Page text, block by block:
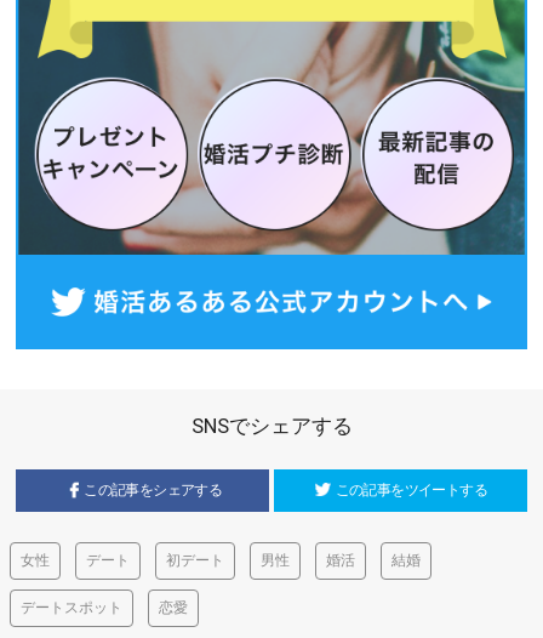
SNSでシェアする
この記事をシェアする この記事をツイートする
女性 デート 初デート 男性 婚活 結婚
デートスポット 恋愛